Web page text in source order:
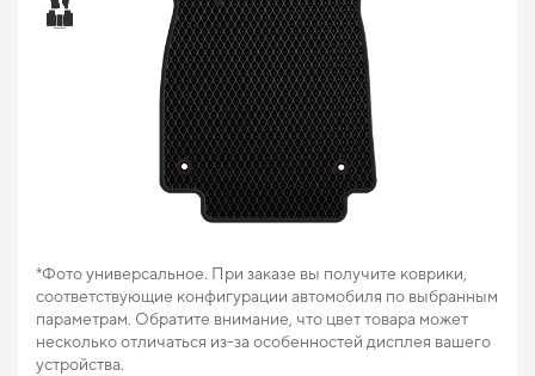
*Фото универсальное. При заказе вы получите коврики,
соответствующие конфигурации автомобиля по выбранным
параметрам. Обратите внимание, что цвет товара может
несколько отличаться из-за особенностей дисплея вашего
устройства.